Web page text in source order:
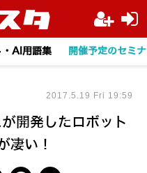
・AI用語集 開催予定のセミ
開発したロボット
凄い！
2017.5.19 Fri 19:59